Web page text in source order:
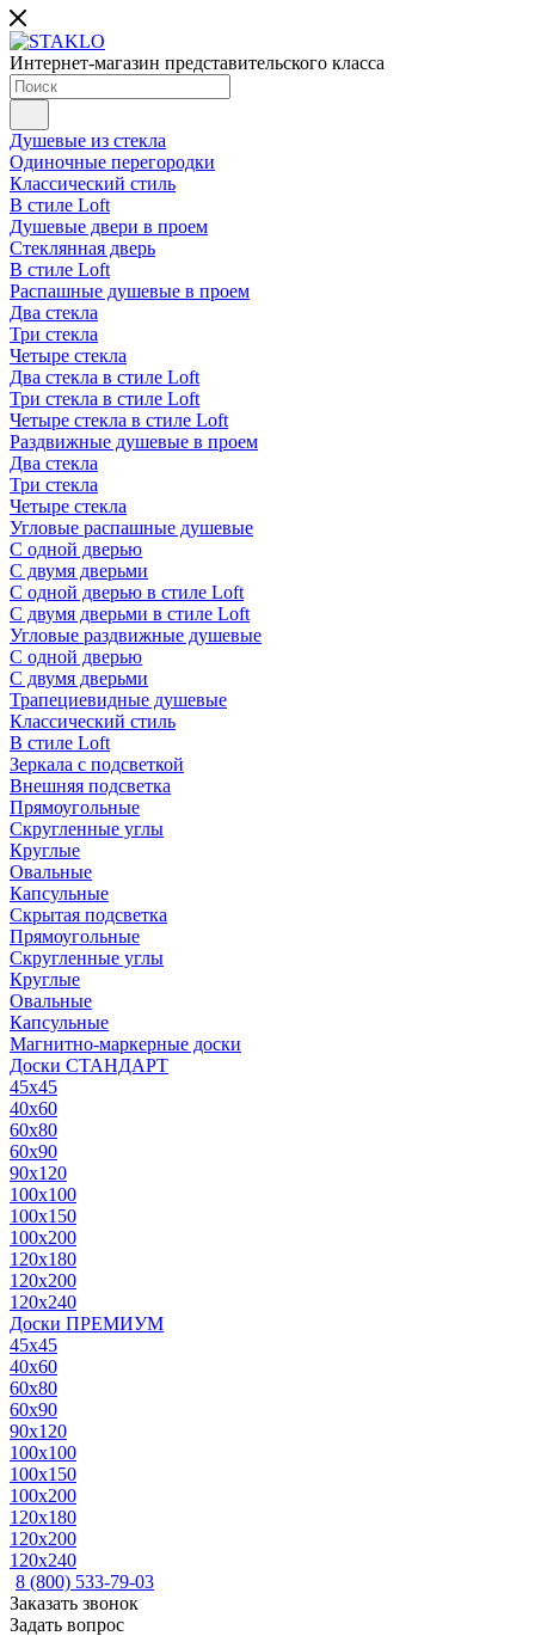
Интернет-магазин представительского класса
Душевые из стекла
Одиночные перегородки
Классический стиль
В стиле Loft
Душевые двери в проем
Стеклянная дверь
В стиле Loft
Распашные душевые в проем
Два стекла
Три стекла
Четыре стекла
Два стекла в стиле Loft
Три стекла в стиле Loft
Четыре стекла в стиле Loft
Раздвижные душевые в проем
Два стекла
Три стекла
Четыре стекла
Угловые распашные душевые
С одной дверью
С двумя дверьми
С одной дверью в стиле Loft
С двумя дверьми в стиле Loft
Угловые раздвижные душевые
С одной дверью
С двумя дверьми
Трапециевидные душевые
Классический стиль
В стиле Loft
Зеркала с подсветкой
Внешняя подсветка
Прямоугольные
Скругленные углы
Круглые
Овальные
Капсульные
Скрытая подсветка
Прямоугольные
Скругленные углы
Круглые
Овальные
Капсульные
Магнитно-маркерные доски
Доски СТАНДАРТ
45x45
40x60
60x80
60x90
90x120
100x100
100x150
100x200
120x180
120x200
120x240
Доски ПРЕМИУМ
45x45
40x60
60x80
60x90
90x120
100x100
100x150
100x200
120x180
120x200
120x240
8 (800) 533-79-03
Заказать звонок
Задать вопрос